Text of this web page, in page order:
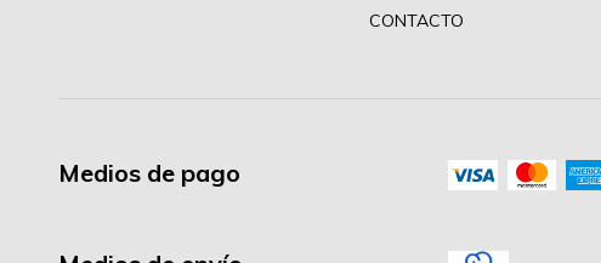
CONTACTO
Medios de pago